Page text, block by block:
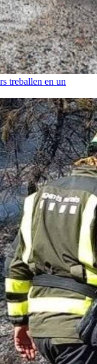
treballen en un